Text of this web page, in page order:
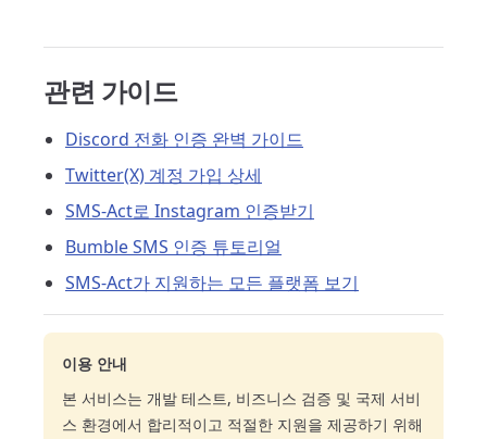
관련 가이드
Discord 전화 인증 완벽 가이드
Twitter(X) 계정 가입 상세
SMS-Act로 Instagram 인증받기
Bumble SMS 인증 튜토리얼
SMS-Act가 지원하는 모든 플랫폼 보기
이용 안내
본 서비스는 개발 테스트, 비즈니스 검증 및 국제 서비
스 환경에서 합리적이고 적절한 지원을 제공하기 위해